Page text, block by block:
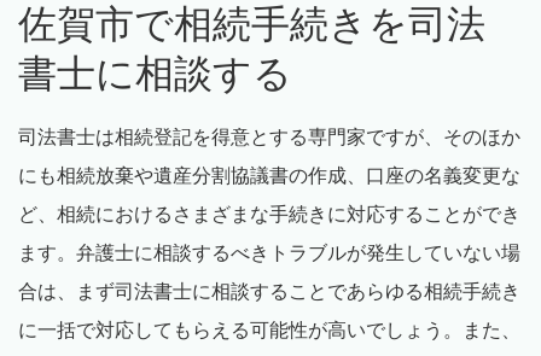
佐賀市で相続手続きを司法
書士に相談する
司法書士は相続登記を得意とする専門家ですが、そのほか
にも相続放棄や遺産分割協議書の作成、口座の名義変更な
ど、相続におけるさまざまな手続きに対応することができ
ます。弁護士に相談するべきトラブルが発生していない場
合は、まず司法書士に相談することであらゆる相続手続き
に一括で対応してもらえる可能性が高いでしょう。また、